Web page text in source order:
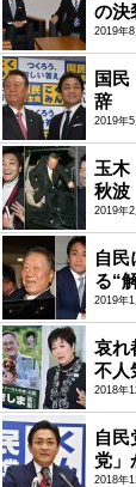
の決
2019年8
国
辞
2019年5
玉木
秋波
2019年2
自民
る“
2019年1
哀れ
不人
2018年
自
党」
2018年